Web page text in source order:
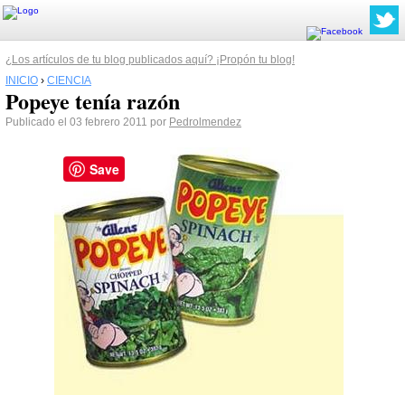
¿Los artículos de tu blog publicados aquí? ¡Propón tu blog!
INICIO › CIENCIA
Popeye tenía razón
Publicado el 03 febrero 2011 por Pedrolmendez
Save